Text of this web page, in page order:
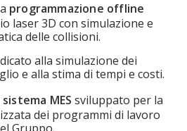
programmazione offline
laser 3D con simulazione e
delle collisioni.
alla simulazione dei
e alla stima di tempi e costi.
sistema MES sviluppato per la
dei programmi di lavoro